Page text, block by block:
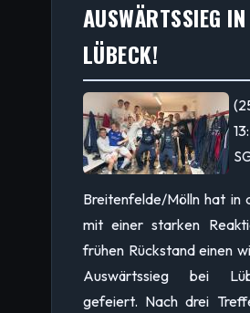
AUSWÄRTSSIEG IN
LÜBECK!
Breitenfelde/Mölln hat in
mit einer starken
frühen Rückstand einen
Auswärtssieg bei
gefeiert. Nach drei